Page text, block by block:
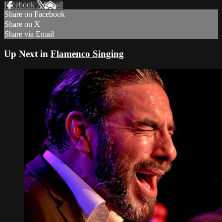
Facebook XEmail
Share on Facebook
Share on X
Share via Email
Up Next in Flamenco Singing